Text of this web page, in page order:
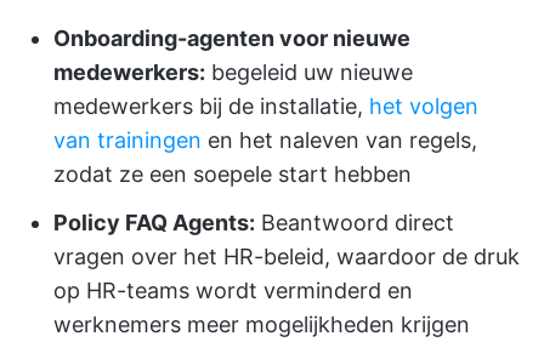
Onboarding-agenten voor nieuwe
medewerkers: begeleid uw nieuwe
medewerkers bij de installatie, het volgen
van trainingen en het naleven van regels,
zodat ze een soepele start hebben
Policy FAQ Agents: Beantwoord direct
vragen over het HR-beleid, waardoor de druk
op HR-teams wordt verminderd en
werknemers meer mogelijkheden krijgen